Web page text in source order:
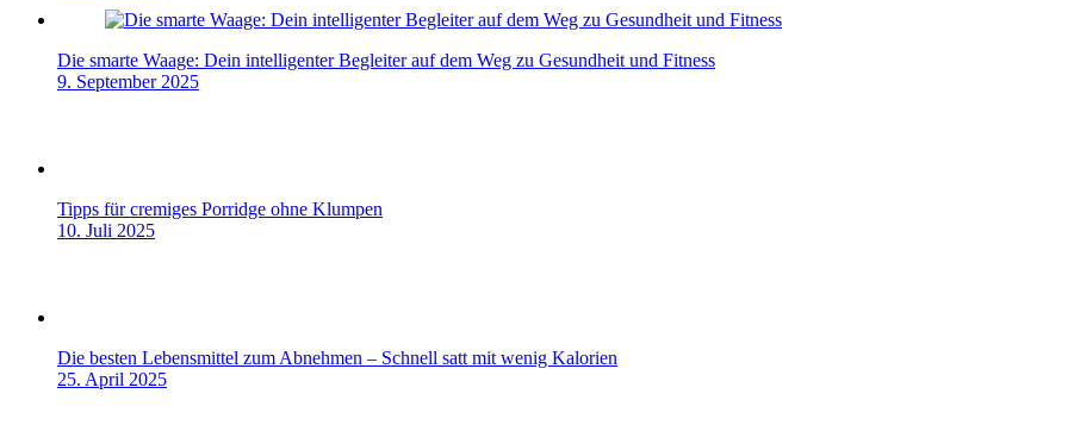
Die smarte Waage: Dein intelligenter Begleiter auf dem Weg zu Gesundheit und Fitness
9. September 2025
Tipps für cremiges Porridge ohne Klumpen
10. Juli 2025
Die besten Lebensmittel zum Abnehmen – Schnell satt mit wenig Kalorien
25. April 2025